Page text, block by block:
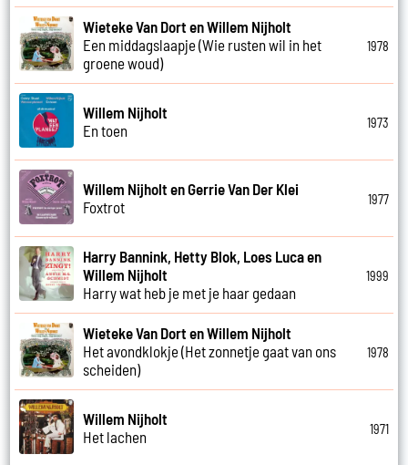
Wieteke Van Dort en Willem Nijholt
Een middagslaapje (Wie rusten wil in het
groene woud)
1978
Willem Nijholt
En toen
1973
Willem Nijholt en Gerrie Van Der Klei
Foxtrot
1977
Harry Bannink, Hetty Blok, Loes Luca en
Willem Nijholt
Harry wat heb je met je haar gedaan
1999
Wieteke Van Dort en Willem Nijholt
Het avondklokje (Het zonnetje gaat van ons
scheiden)
1978
Willem Nijholt
Het lachen
1971